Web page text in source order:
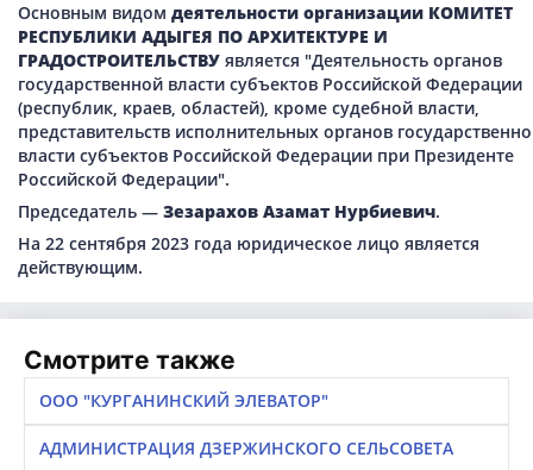
Основным видом деятельности организации КОМИТЕТ
РЕСПУБЛИКИ АДЫГЕЯ ПО АРХИТЕКТУРЕ И
ГРАДОСТРОИТЕЛЬСТВУ является "Деятельность органов
государственной власти субъектов Российской Федерации
(республик, краев, областей), кроме судебной власти,
представительств исполнительных органов
власти субъектов Российской Федерации при Президенте
Российской Федерации".
Председатель — Зезарахов Азамат Нурбиевич.
На 22 сентября 2023 года юридическое лицо является
действующим.
Смотрите также
ООО "КУРГАНИНСКИЙ ЭЛЕВАТОР"
АДМИНИСТРАЦИЯ ДЗЕРЖИНСКОГО СЕЛЬСОВЕТА